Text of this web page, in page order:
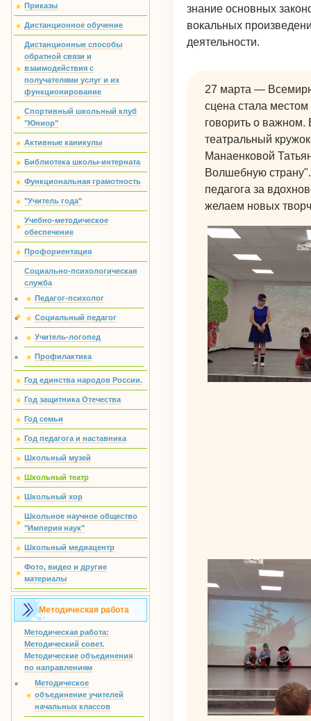
Приказы
Дистанционное обучение
Дистанционные способы
обратной связи и
взаимодействия с
получателями услуг и их
функционирование
Спортивный школьный клуб
"Юниор"
Активные каникулы
Библиотека школы-интерната
Функциональная грамотность
"Учитель года"
Учебно-методическое
обеспечение
Профориентация
Социально-психологическая
служба
Педагог-психолог
Социальный педагог
Учитель-логопед
Профилактика
Год единства народов России.
Год защитника Отечества
Год семьи
Год педагога и наставника
Школьный музей
Школьный театр
Школьный хор
Школьное научное общество
"Империя наук"
Школьный медиацентр
Фото, видео и другие
материалы
Методическая работа
Методическая работа:
Методический совет.
Методические объединения
по направлениям
Методическое
объединение учителей
начальных классов
знание основных
вокальных
деятельности.
27 марта —
сцена стала
говорить о
театральный
Манаенковой
Волшебную
педагога за
желаем новых